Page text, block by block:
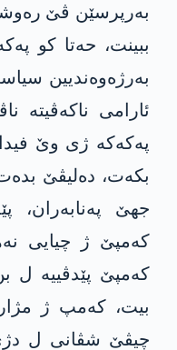
بەرپرسێن ڤێ
ببینت، حەتا کو
بەرژەوەندیین
ئارامی ناکەڤیتە
په‌كه‌كه‌ ژی وێ
بکەت، دەلیڤێ
جھێ پەنابەران،
کەمپێ ژ چیایی
کەمپێ پێدڤییه‌ ل
بیت، کەمپ ژ
چیڤێ شڤانی ل